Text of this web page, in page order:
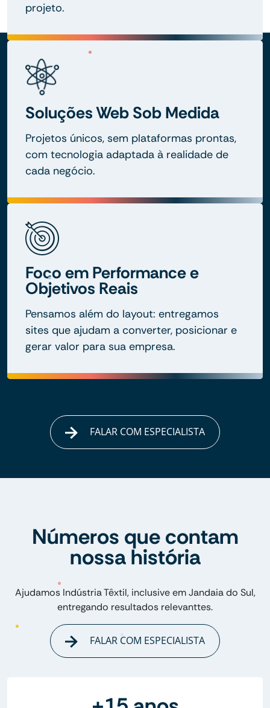
projeto.
Soluções Web Sob Medida
Projetos únicos, sem plataformas prontas,
com tecnologia adaptada à realidade de
cada negócio.
Foco em Performance e
Objetivos Reais
Pensamos além do layout: entregamos
sites que ajudam a converter, posicionar e
gerar valor para sua empresa.
FALAR COM ESPECIALISTA
Números que contam
nossa história
Ajudamos Indústria Têxtil, inclusive em Jandaia do Sul,
entregando resultados relevanttes.
FALAR COM ESPECIALISTA